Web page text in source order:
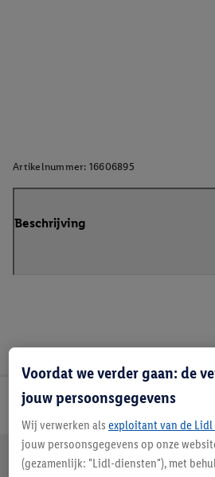
Artikelnummer: 16606895
Beschrijving
Lidl
Jouw voordelen bij ons als Lidl
Gratis retourneren Veilig winkelen
Voordat we verder gaan: de
jouw persoonsgegevens
Wij verwerken als exploitant van de Lidl
jouw persoonsgegevens op onze
(gezamenlijk: "Lidl-diensten"), met